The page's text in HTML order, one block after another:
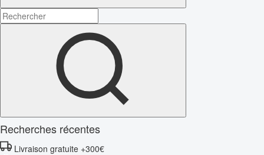
Recherches récentes
Livraison gratuite +300€